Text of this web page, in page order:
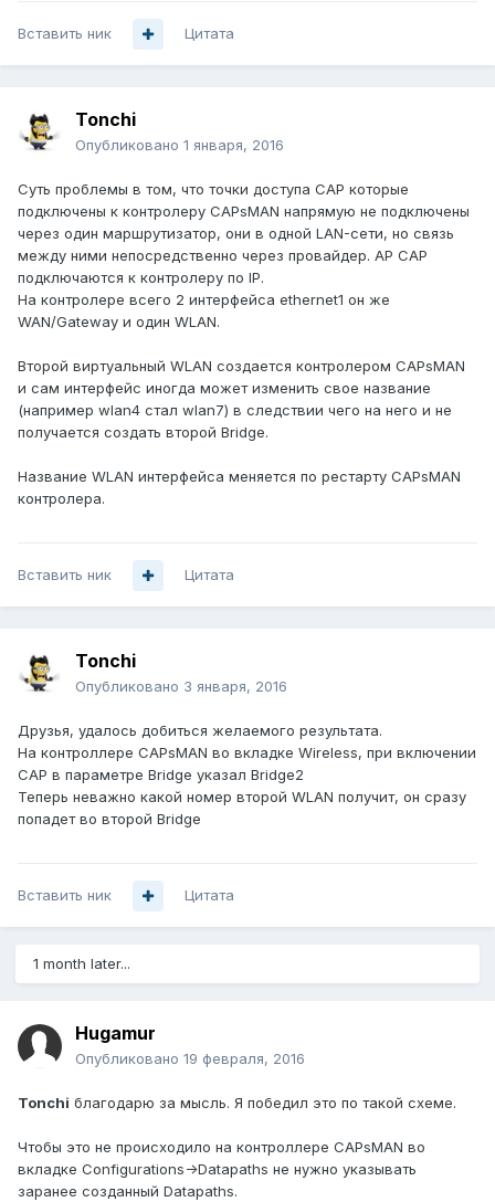
Вставить ник Цитата
Tonchi
Опубликовано 1 января, 2016
Суть проблемы в том, что точки доступа CAP которые
подключены к контролеру CAPsMAN напрямую не подключены
через один маршрутизатор, они в одной LAN-сети, но связь
между ними непосредственно через провайдер. AP CAP
подключаются к контролеру по IP.
На контролере всего 2 интерфейса ethernet1 он же
WAN/Gateway и один WLAN.
Второй виртуальный WLAN создается контролером CAPsMAN
и сам интерфейс иногда может изменить свое название
(например wlan4 стал wlan7) в следствии чего на него и не
получается создать второй Bridge.
Название WLAN интерфейса меняется по рестарту CAPsMAN
контролера.
Вставить ник Цитата
Tonchi
Опубликовано 3 января, 2016
Друзья, удалось добиться желаемого результата.
На контроллере CAPsMAN во вкладке Wireless, при включении
CAP в параметре Bridge указал Bridge2
Теперь неважно какой номер второй WLAN получит, он сразу
попадет во второй Bridge
Вставить ник Цитата
1 month later...
Hugamur
Опубликовано 19 февраля, 2016
Tonchi благодарю за мысль. Я победил это по такой схеме.
Чтобы это не происходило на контроллере CAPsMAN во
вкладке Configurations->Datapaths не нужно указывать
заранее созданный Datapaths.